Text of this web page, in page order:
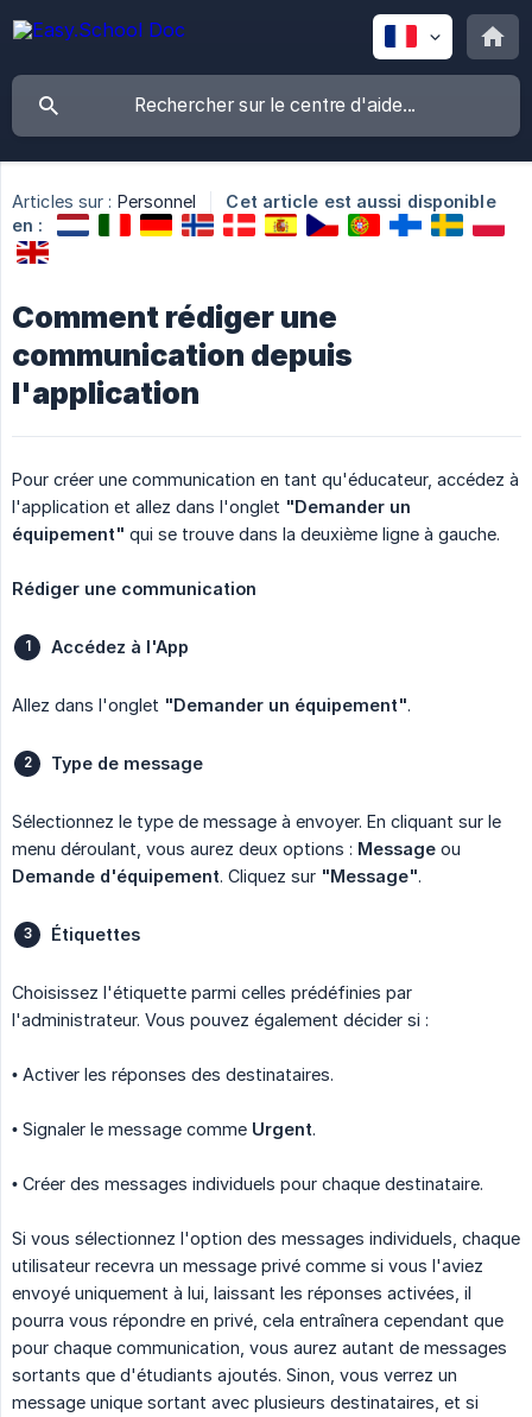
Articles sur : Personnel
Cet article est aussi disponible
en :
Comment rédiger une
communication depuis
l'application
Pour créer une communication en tant qu'éducateur, accédez à
l'application et allez dans l'onglet "Demander un
équipement" qui se trouve dans la deuxième ligne à gauche.
Rédiger une communication
Accédez à l'App
Allez dans l'onglet "Demander un équipement".
Type de message
Sélectionnez le type de message à envoyer. En cliquant sur le
menu déroulant, vous aurez deux options : Message ou
Demande d'équipement. Cliquez sur "Message".
Étiquettes
Choisissez l'étiquette parmi celles prédéfinies par
l'administrateur. Vous pouvez également décider si :
• Activer les réponses des destinataires.
• Signaler le message comme Urgent.
• Créer des messages individuels pour chaque destinataire.
Si vous sélectionnez l'option des messages individuels, chaque
utilisateur recevra un message privé comme si vous l'aviez
envoyé uniquement à lui, laissant les réponses activées, il
pourra vous répondre en privé, cela entraînera cependant que
pour chaque communication, vous aurez autant de messages
sortants que d'étudiants ajoutés. Sinon, vous verrez un
message unique sortant avec plusieurs destinataires, et si